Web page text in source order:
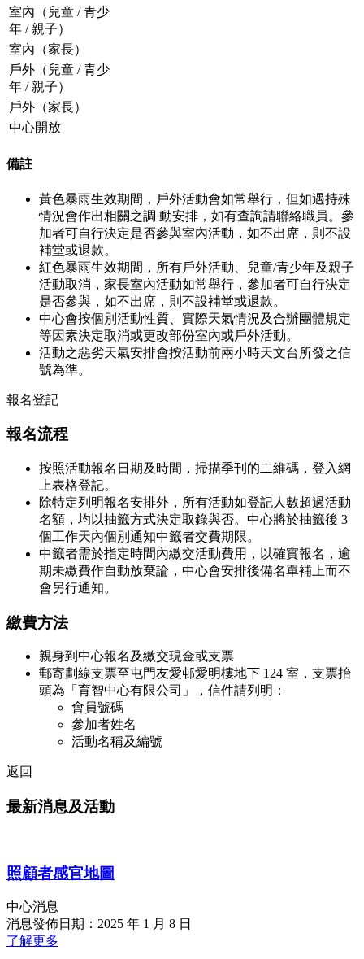
室內（兒童 / 青少
年 / 親子）
室內（家長）
戶外（兒童 / 青少
年 / 親子）
戶外（家長）
中心開放
備註
黃色暴雨生效期間，戶外活動會如常舉行，但如遇持殊
情況會作出相關之調 動安排，如有查詢請聯絡職員。參
加者可自行決定是否參與室內活動，如不出席，則不設
補堂或退款。
紅色暴雨生效期間，所有戶外活動、兒童/青少年及親子
活動取消，家長室內活動如常舉行，參加者可自行決定
是否參與，如不出席，則不設補堂或退款。
中心會按個別活動性質、實際天氣情況及合辦團體規定
等因素決定取消或更改部份室內或戶外活動。
活動之惡劣天氣安排會按活動前兩小時天文台所發之信
號為準。
報名登記
報名流程
按照活動報名日期及時間，掃描季刊的二維碼，登入網
上表格登記。
除特定列明報名安排外，所有活動如登記人數超過活動
名額，均以抽籤方式決定取錄與否。中心將於抽籤後 3
個工作天內個別通知中籤者交費期限。
中籤者需於指定時間內繳交活動費用，以確實報名，逾
期未繳費作自動放棄論，中心會安排後備名單補上而不
會另行通知。
繳費方法
親身到中心報名及繳交現金或支票
郵寄劃線支票至屯門友愛邨愛明樓地下 124 室，支票抬
頭為「育智中心有限公司」，信件請列明：
會員號碼
參加者姓名
活動名稱及編號
返回
最新消息及活動
照顧者感官地圖
中心消息
消息發佈日期：2025 年 1 月 8 日
了解更多